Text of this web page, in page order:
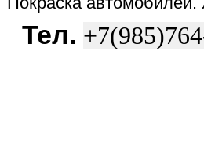
Тел.